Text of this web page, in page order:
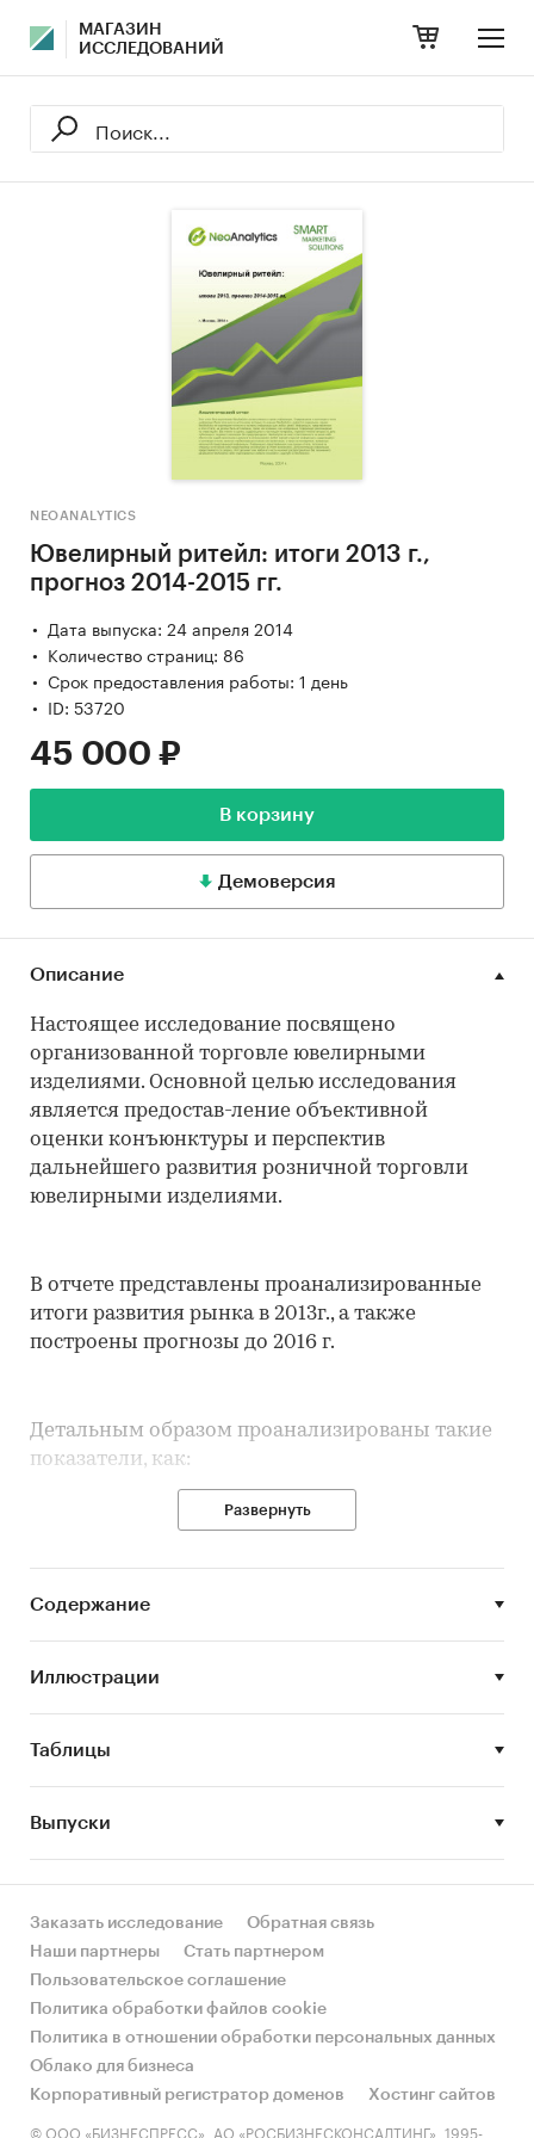
МАГАЗИН
ИССЛЕДОВАНИЙ
NEOANALYTICS
Ювелирный ритейл: итоги 2013 г.,
прогноз 2014-2015 гг.
Дата выпуска: 24 апреля 2014
Количество страниц: 86
Срок предоставления работы: 1 день
ID: 53720
45 000 ₽
В корзину
Демоверсия
Описание
Настоящее исследование посвящено
организованной торговле ювелирными
изделиями. Основной целью исследования
является предостав-ление объективной
оценки конъюнктуры и перспектив
дальнейшего развития розничной торговли
ювелирными изделиями.
В отчете представлены проанализированные
итоги развития рынка в 2013г., а также
построены прогнозы до 2016 г.
Детальным образом проанализированы такие
показатели, как:
• Импорт ювелирных изделий
• Емкость рынка ювелирных изделий
• Объем рынка ювелирных изделий
ювелирных изделий
российского ритейла юве-лирных изделий
Данное исследование предназначено для ряда
специалистов, рабо-тающих на рынке
ювелирных изделий, в частности:
• Маркетологи-аналитики, менеджеры по
маркетингу, менеджеры по маркетинговым
Развернуть
Содержание
Иллюстрации
Таблицы
Выпуски
Заказать исследование
Обратная связь
Наши партнеры
Стать партнером
Пользовательское соглашение
Политика обработки файлов cookie
Политика в отношении обработки персональных данных
Облако для бизнеса
Корпоративный регистратор доменов
Хостинг сайтов
© ООО «БИЗНЕСПРЕСС», АО «РОСБИЗНЕСКОНСАЛТИНГ», 1995-